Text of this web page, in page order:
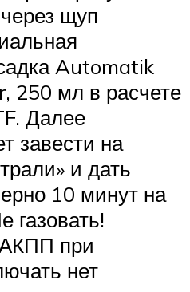
щуп
Automatik
250 мл в расчете
Далее
завести на
и дать
10 минут на
газовать!
при
нет